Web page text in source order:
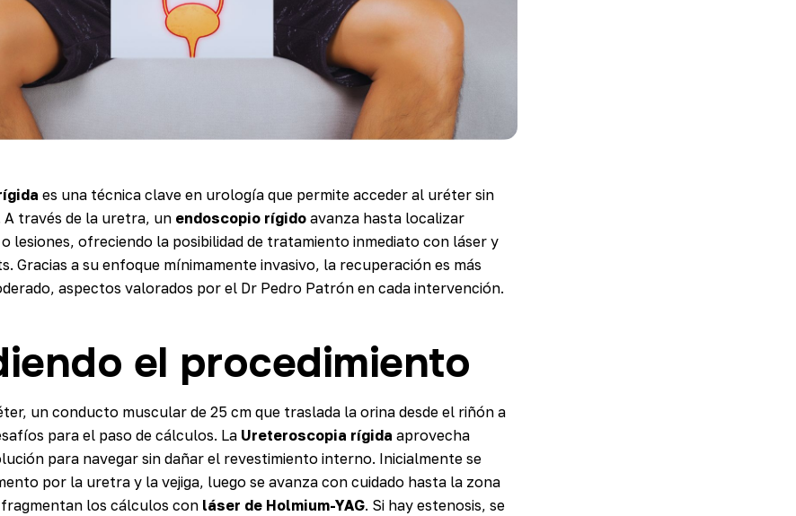
es una técnica clave en urología que permite acceder al uréter sin
A través de la uretra, un endoscopio rígidoavanza hasta localizar
lesiones, ofreciendo la posibilidad de tratamiento inmediato con láser y
Gracias a su enfoque mínimamente invasivo, la recuperación es más
aspectos valorados por el Dr Pedro Patrón en cada intervención.
el procedimiento
un conducto muscular de 25 cm que traslada la orina desde el riñón a
para el paso de cálculos. La Ureteroscopia rígida aprovecha
para navegar sin dañar el revestimiento interno. Inicialmente se
por la uretra y la vejiga, luego se avanza con cuidado hasta la zona
los cálculos con láser de Holmium-YAG. Si hay estenosis, se